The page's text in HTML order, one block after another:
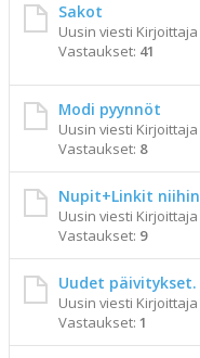
Sakot
Uusin viesti Kirjoittaja
Vastaukset: 41
Modi pyynnöt
Uusin viesti Kirjoittaja
Vastaukset: 8
Nupit+Linkit niihin
Uusin viesti Kirjoittaja
Vastaukset: 9
Uudet päivitykset.
Uusin viesti Kirjoittaja
Vastaukset: 1